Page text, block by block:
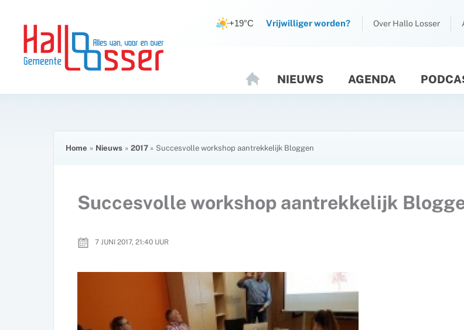
inhoud
inhoud
+19°C Vrijwilliger worden? Over Hallo Losser
O
M
NIEUWS AGENDA
Home Nieuws 2017 Succesvolle workshop aantrekkelijk Bloggen
Succesvolle workshop aantrekkelijk
7 JUNI 2017, 21:40 UUR